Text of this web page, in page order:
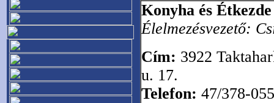
Konyha és Étkezde
Élelmezésvezető:
Cím: 3922
u. 17.
Telefon: 47/378-055